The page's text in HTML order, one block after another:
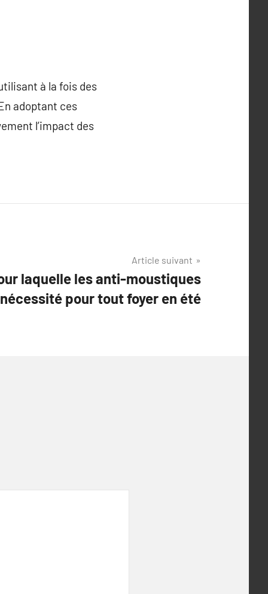
à la fois des
adoptant ces
l’impact des
Article suivant
laquelle les anti-moustiques
pour tout foyer en été